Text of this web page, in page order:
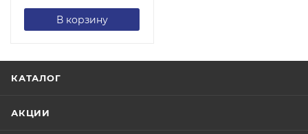
В корзину
КАТАЛОГ
АКЦИИ